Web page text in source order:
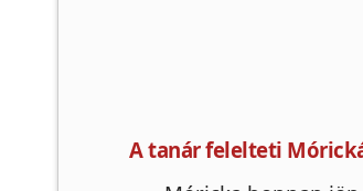
A tanár felelteti